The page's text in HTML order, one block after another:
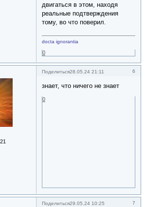
двигаться в этом, находя
реальные подтверждения
тому, во что поверил.
docta ignorantia
0
Поделиться 6
28.05.24 21:11
знает, что ничего не знает
0
Поделиться 7
29.05.24 10:25